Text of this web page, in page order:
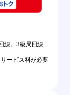
線。3級局回線
ービス料が必要